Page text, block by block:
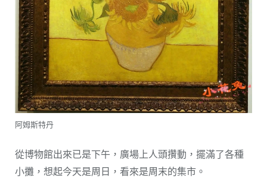
阿姆斯特丹
從博物館出來已是下午，廣場上人頭攢動，擺滿了各種
小攤，想起今天是周日，看來是周末的集市。